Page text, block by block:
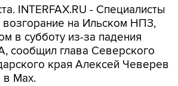
INTERFAX.RU - Специалисты
возгорание на Ильском НПЗ,
в субботу из-за падения
сообщил глава Северского
края Алексей Чеверев
Max.